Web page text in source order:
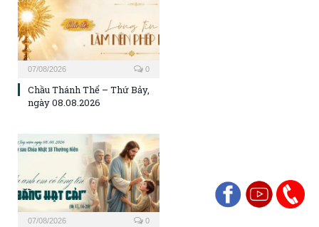
07/08/2026 0
Chầu Thánh Thể – Thứ Bảy,
ngày 08.08.2026
07/08/2026 0